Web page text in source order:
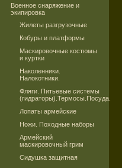
Военное снаряжение и
экипировка
Жилеты разгрузочные
Кобуры и платформы
Маскировочные костюмы
и куртки
Наколенники.
Налокотники.
Фляги. Питьевые системы
(гидраторы).Термосы.Посуда.
Лопаты армейские
Ножи. Походные наборы
Армейский
маскировочный грим
Сидушка защитная